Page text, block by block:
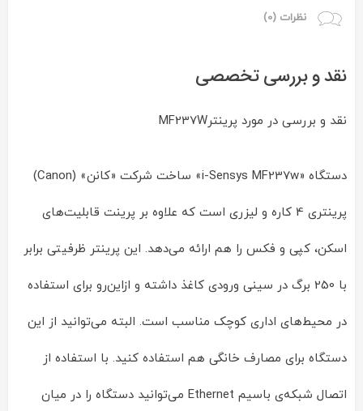
نظرات (0)
نقد و بررسی تخصصی
نقد و بررسی در مورد پرینترMF237W
دستگاه «i-Sensys MF237w» ساخت شرکت «کانن» (Canon)
پرینتری 4 کاره و لیزری است که علاوه بر پرینت قابلیت‌های
اسکن، کپی و فکس را هم ارائه می‌دهد. این پرینتر ظرفیتی برابر
با 250 برگ در سینی ورودی کاغذ داشته و ازاین‌رو برای استفاده
در محیط‌های اداری کوچک مناسب است. البته می‌توانید از این
دستگاه برای مصارف خانگی هم استفاده کنید. با استفاده از
اتصال شبکه‌ی باسیم Ethernet می‌توانید دستگاه را در میان